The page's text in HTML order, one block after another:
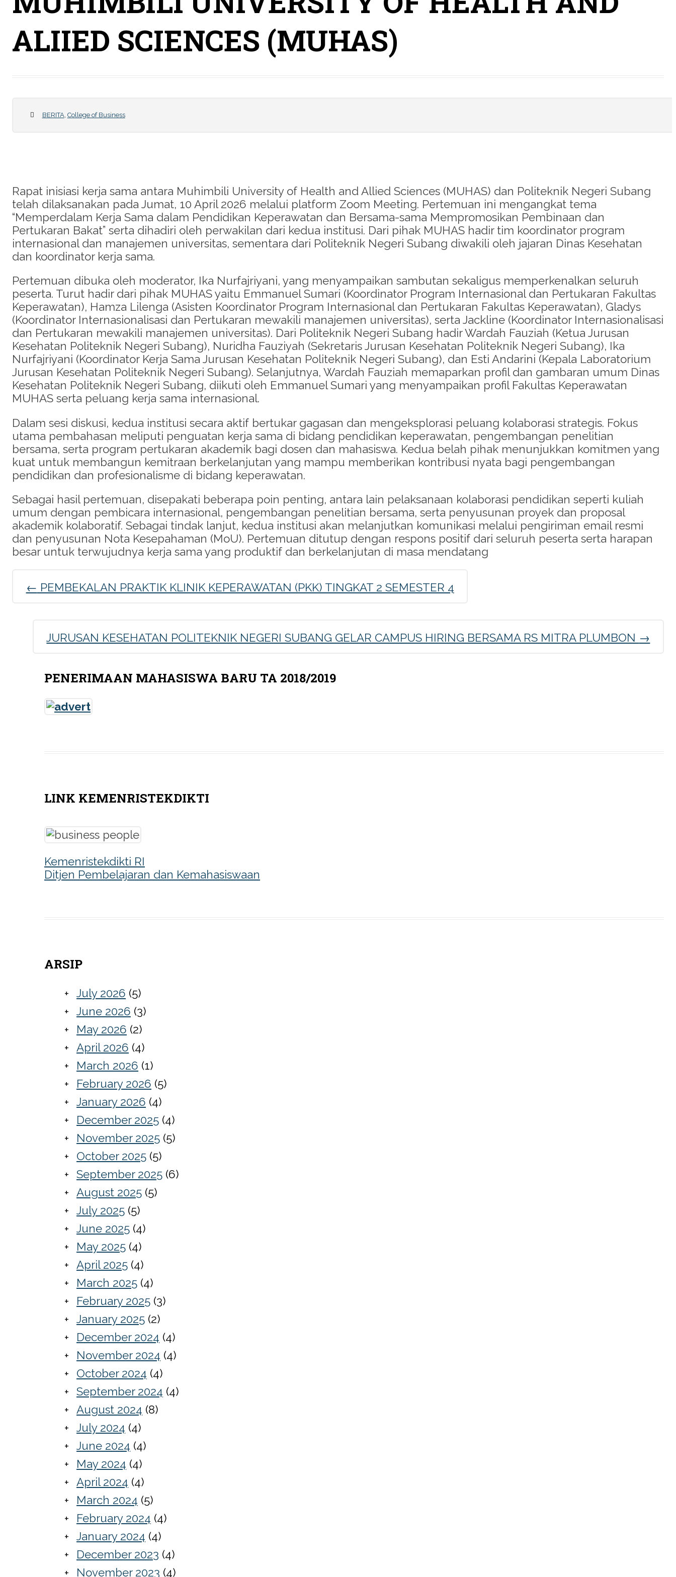
ALIIED SCIENCES (MUHAS)
BERITA, College of Business
Rapat inisiasi kerja sama antara Muhimbili University of Health and Allied Sciences (MUHAS) dan Politeknik Negeri Subang
telah dilaksanakan pada Jumat, 10 April 2026 melalui platform Zoom Meeting. Pertemuan ini mengangkat tema
“Memperdalam Kerja Sama dalam Pendidikan Keperawatan dan Bersama-sama Mempromosikan Pembinaan dan
Pertukaran Bakat” serta dihadiri oleh perwakilan dari kedua institusi. Dari pihak MUHAS hadir tim koordinator program
internasional dan manajemen universitas, sementara dari Politeknik Negeri Subang diwakili oleh jajaran Dinas Kesehatan
dan koordinator kerja sama.
Pertemuan dibuka oleh moderator, Ika Nurfajriyani, yang menyampaikan sambutan sekaligus memperkenalkan seluruh
peserta. Turut hadir dari pihak MUHAS yaitu Emmanuel Sumari (Koordinator Program Internasional dan Pertukaran Fakultas
Keperawatan), Hamza Lilenga (Asisten Koordinator Program Internasional dan Pertukaran Fakultas Keperawatan), Gladys
(Koordinator Internasionalisasi dan Pertukaran mewakili manajemen universitas), serta Jackline (Koordinator Internasionalisasi
dan Pertukaran mewakili manajemen universitas). Dari Politeknik Negeri Subang hadir Wardah Fauziah (Ketua Jurusan
Kesehatan Politeknik Negeri Subang), Nuridha Fauziyah (Sekretaris Jurusan Kesehatan Politeknik Negeri Subang), Ika
Nurfajriyani (Koordinator Kerja Sama Jurusan Kesehatan Politeknik Negeri Subang), dan Esti Andarini (Kepala Laboratorium
Jurusan Kesehatan Politeknik Negeri Subang). Selanjutnya, Wardah Fauziah memaparkan profil dan gambaran umum Dinas
Kesehatan Politeknik Negeri Subang, diikuti oleh Emmanuel Sumari yang menyampaikan profil Fakultas Keperawatan
MUHAS serta peluang kerja sama internasional.
Dalam sesi diskusi, kedua institusi secara aktif bertukar gagasan dan mengeksplorasi peluang kolaborasi strategis. Fokus
utama pembahasan meliputi penguatan kerja sama di bidang pendidikan keperawatan, pengembangan penelitian
bersama, serta program pertukaran akademik bagi dosen dan mahasiswa. Kedua belah pihak menunjukkan komitmen yang
kuat untuk membangun kemitraan berkelanjutan yang mampu memberikan kontribusi nyata bagi pengembangan
pendidikan dan profesionalisme di bidang keperawatan.
Sebagai hasil pertemuan, disepakati beberapa poin penting, antara lain pelaksanaan kolaborasi pendidikan seperti kuliah
umum dengan pembicara internasional, pengembangan penelitian bersama, serta penyusunan proyek dan proposal
akademik kolaboratif. Sebagai tindak lanjut, kedua institusi akan melanjutkan komunikasi melalui pengiriman email resmi
dan penyusunan Nota Kesepahaman (MoU). Pertemuan ditutup dengan respons positif dari seluruh peserta serta harapan
besar untuk terwujudnya kerja sama yang produktif dan berkelanjutan di masa mendatang
navigation
← PEMBEKALAN PRAKTIK KLINIK KEPERAWATAN (PKK) TINGKAT 2 SEMESTER 4
JURUSAN KESEHATAN POLITEKNIK NEGERI SUBANG GELAR CAMPUS HIRING BERSAMA RS MITRA PLUMBON →
PENERIMAAN MAHASISWA BARU TA 2018/2019
LINK KEMENRISTEKDIKTI
Kemenristekdikti RI
Ditjen Pembelajaran dan Kemahasiswaan
ARSIP
July 2026 (5)
June 2026 (3)
May 2026 (2)
April 2026 (4)
March 2026 (1)
February 2026 (5)
January 2026 (4)
December 2025 (4)
November 2025 (5)
October 2025 (5)
September 2025 (6)
August 2025 (5)
July 2025 (5)
June 2025 (4)
May 2025 (4)
April 2025 (4)
March 2025 (4)
February 2025 (3)
January 2025 (2)
December 2024 (4)
November 2024 (4)
October 2024 (4)
September 2024 (4)
August 2024 (8)
July 2024 (4)
June 2024 (4)
May 2024 (4)
April 2024 (4)
March 2024 (5)
February 2024 (4)
January 2024 (4)
December 2023 (4)
November 2023 (4)